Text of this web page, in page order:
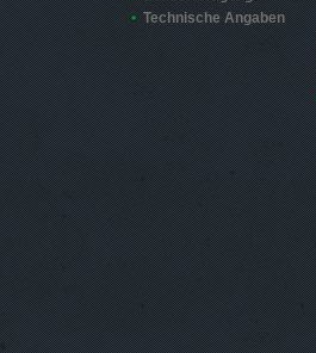
Technische Angaben